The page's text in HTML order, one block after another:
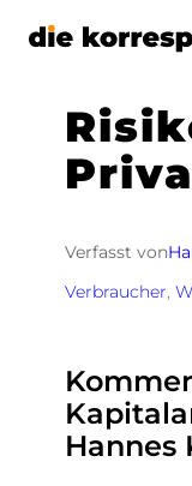
Zum
Verfasst von
Verbraucher,
Hannes